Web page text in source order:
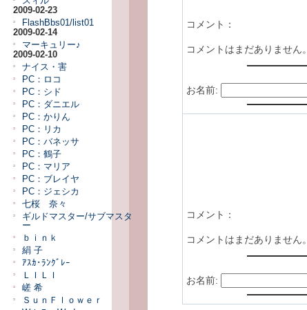
2009-02-23
FlashBbs01/list01
2009-02-14
マーキュリー♪
2009-02-10
ナイス・害
PC：ロコ
PC：シド
PC：ダニエル
PC：かりん
PC：リカ
PC：バネッサ
PC：鶴子
PC：マリア
PC：ブレイヤ
PC：ジェシカ
七桜 奈々
ギルドマスター/サブマスタ
ー
ｂｉｎｋ
絹 子
ｱｽｶ･ﾗﾝｸﾞﾚｰ
ＬＩＬＩ
嵯 希
ＳｕｎＦｌｏｗｅｒ
コメント：
コメントはまだありません。
お名前:
コメント：
コメントはまだありません。
お名前: